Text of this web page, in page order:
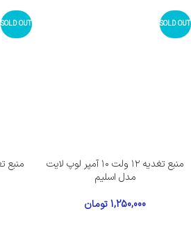
SOLD OUT
منبع تغدیه ۱۲ ولت ۱۰ آمپر لوپ لایت
مدل اسلیم
1,250,000تومان
SOLD OUT